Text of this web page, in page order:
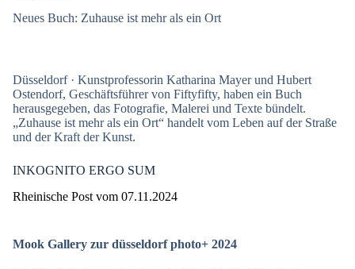
Neues Buch: Zuhause ist mehr als ein Ort
Düsseldorf · Kunstprofessorin Katharina Mayer und Hubert
Ostendorf, Geschäftsführer von Fiftyfifty, haben ein Buch
herausgegeben, das Fotografie, Malerei und Texte bündelt.
„Zuhause ist mehr als ein Ort“ handelt vom Leben auf der Straße
und der Kraft der Kunst.
INKOGNITO ERGO SUM
Rheinische Post vom 07.11.2024
Mook Gallery zur düsseldorf photo+ 2024